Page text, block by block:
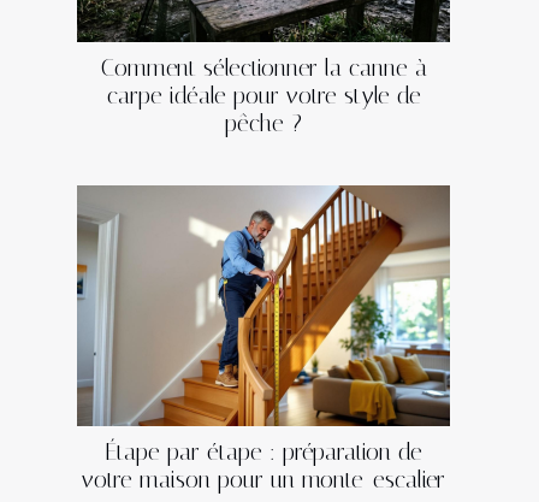
Comment sélectionner la canne à
carpe idéale pour votre style de
pêche ?
Étape par étape : préparation de
votre maison pour un monte-escalier